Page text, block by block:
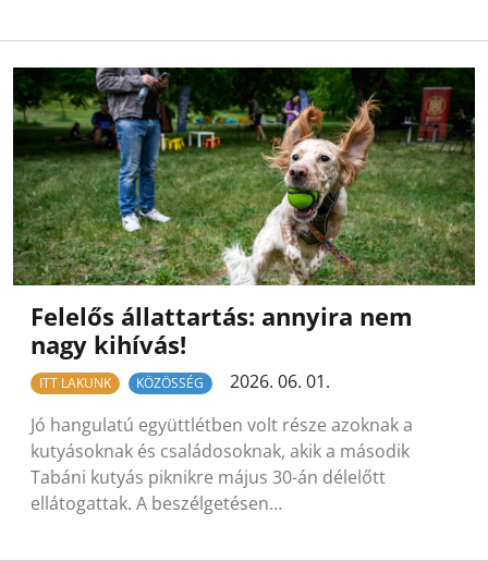
Felelős állattartás: annyira nem
nagy kihívás!
ITT LAKUNK KÖZÖSSÉG
2026. 06. 01.
Jó hangulatú együttlétben volt része azoknak a
kutyásoknak és családosoknak, akik a második
Tabáni kutyás piknikre május 30-án délelőtt
ellátogattak. A beszélgetésen…